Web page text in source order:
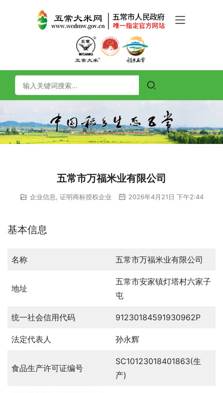
五常市万福米业有限公司
企业信息 证明商标授权企业 2026年4月21日 下午2:44
基本信息
名称 五常市万福米业有限公司
地址
五常市安家镇灯塔村六家子
屯
统一社会信用代码 91230184591930962P
法定代表人 孙永辉
食品生产许可证编号
SC10123018401863(生
产)